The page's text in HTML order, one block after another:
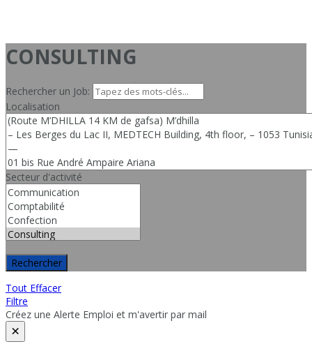
CONSULTING
Rechercher un Job:
Localisation
Secteur d'activité
Rechercher
Tout Effacer
Filtre
Créez une Alerte Emploi et m'avertir par mail
×